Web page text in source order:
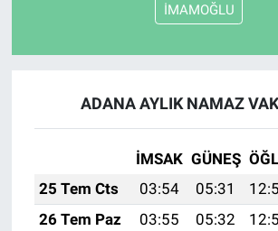
İMAMOĞLU
ADANA AYLIK NAMAZ
İMSAK GÜNEŞ
25 Tem Cts
03:54 05:31
26 Tem Paz
03:55 05:32